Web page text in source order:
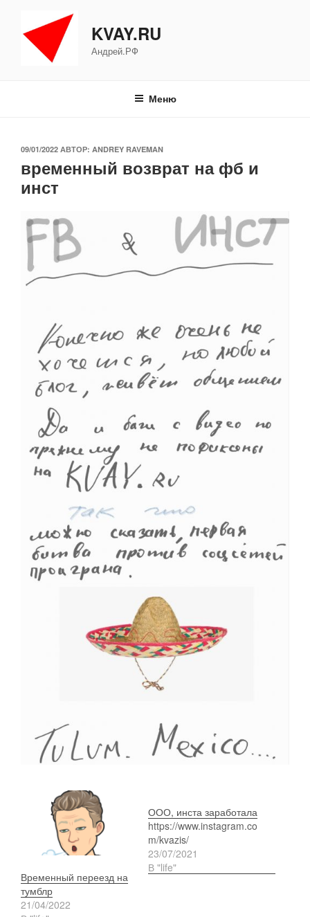
содержимому
KVAY.RU
Андрей.РФ
Меню
ОПУБЛИКОВАНО
09/01/2022 АВТОР: ANDREY RAVEMAN
временный возврат на фб и
инст
Временный переезд на
тумблр
21/04/2022
ООО, инста заработала
https://www.instagram.co
m/kvazis/
23/07/2021
В "life"